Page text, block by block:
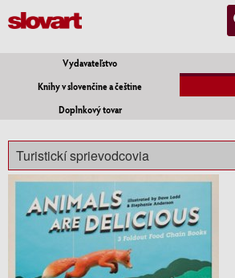
Vydavateľstvo
Knihy v slovenčine a češtine
Doplnkový tovar